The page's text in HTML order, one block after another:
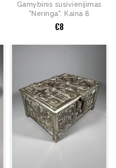
Gamybinis susivienijimas
"Neringa". Kaina 8
€8